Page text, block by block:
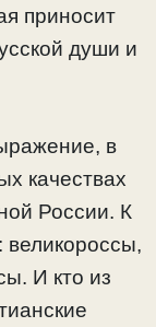
приносит
души и
в
качествах
России. К
великороссы,
И кто из